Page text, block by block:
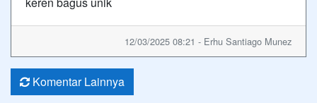
12/03/2025 08:21 - Erhu Santiago Munez
Komentar Lainnya